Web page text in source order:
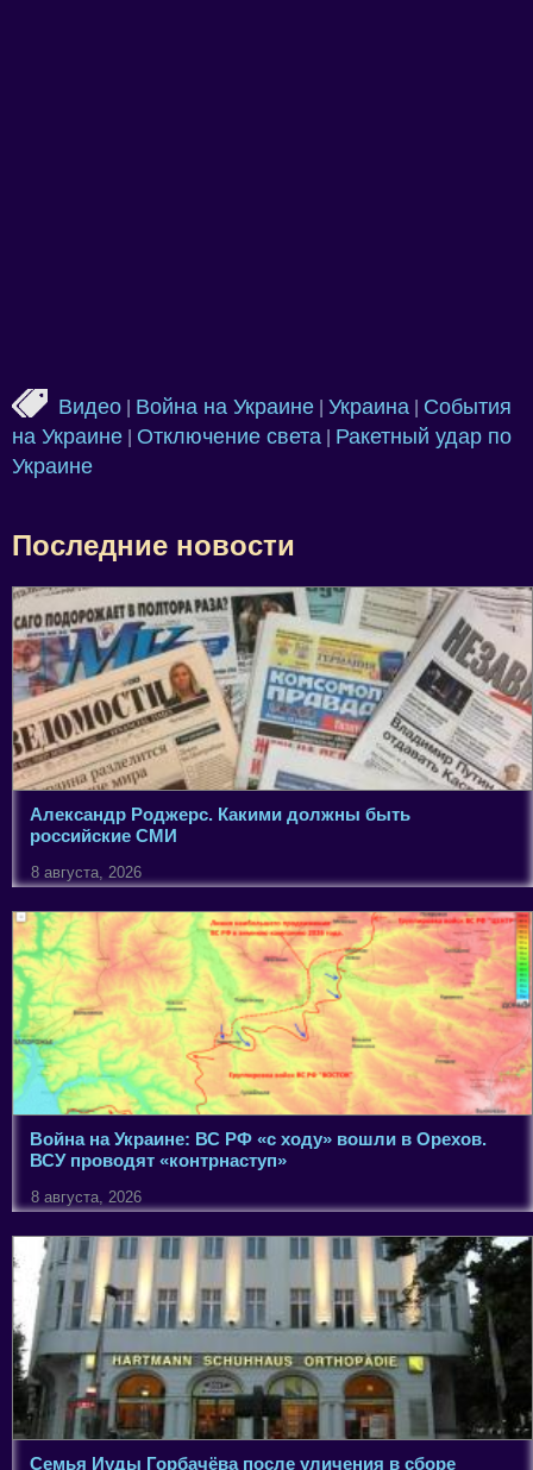
Видео Война на Украине Украина
События
на Украине
Отключение света
Ракетный удар по
Украине
Последние новости
Александр Роджерс. Какими должны быть
российские СМИ
8 августа, 2026
Война на Украине: ВС РФ «с ходу» вошли в Орехов.
ВСУ проводят «контрнаступ»
8 августа, 2026
Семья Иуды Горбачёва после уличения в сборе